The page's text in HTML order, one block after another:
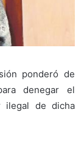
ponderó de
denegar el
ilegal de dicha